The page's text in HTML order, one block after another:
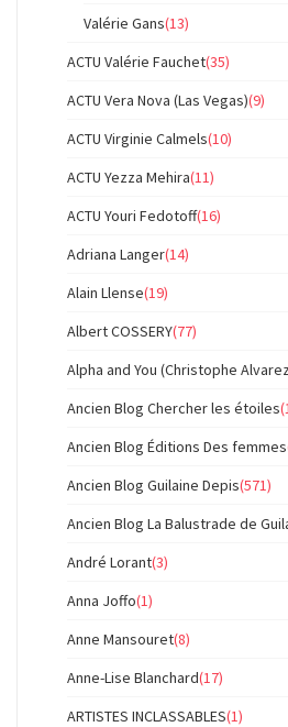
Valérie Gans(13)
ACTU Valérie Fauchet(35)
ACTU Vera Nova (Las Vegas)(9)
ACTU Virginie Calmels(10)
ACTU Yezza Mehira(11)
ACTU Youri Fedotoff(16)
Adriana Langer(14)
Alain Llense(19)
Albert COSSERY(77)
Alpha and You (Christophe
Ancien Blog Chercher les étoiles
Ancien Blog Éditions Des femmes
Ancien Blog Guilaine Depis(571)
Ancien Blog La Balustrade de
André Lorant(3)
Anna Joffo(1)
Anne Mansouret(8)
Anne-Lise Blanchard(17)
ARTISTES INCLASSABLES(1)